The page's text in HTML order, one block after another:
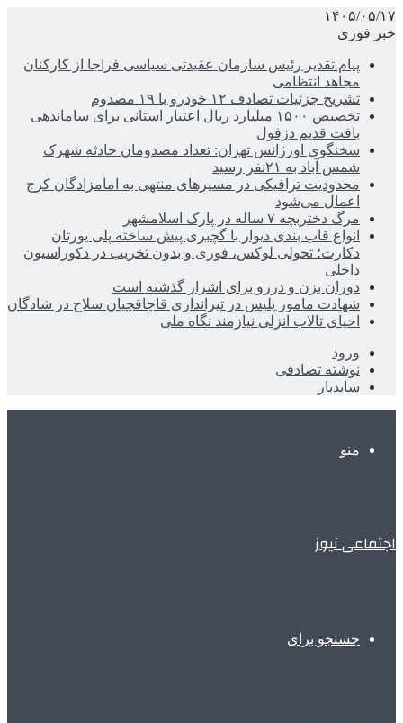
۱۴۰۵/۰۵/۱۷
خبر فوری
پیام تقدیر رئیس سازمان عقیدتی سیاسی فراجا از کارکنان
مجاهد انتظامی
تشریح جزئیات تصادف ۱۲ خودرو با ۱۹ مصدوم
تخصیص ۱۵۰۰ میلیارد ریال اعتبار استانی برای ساماندهی
بافت قدیم دزفول
سخنگوی اورژانس تهران: تعداد مصدومان حادثه شهرک
شمس آباد به ۲۱نفر رسید
محدودیت ترافیکی در مسیرهای منتهی به امامزادگان کرج
اعمال می‌شود
مرگ دختربچه ۷ ساله در پارک اسلامشهر
انواع قاب بندی دیوار با گچبری پیش ساخته پلی یورتان
دکارت؛ تحولی لوکس، فوری و بدون تخریب در دکوراسیون
داخلی
دوران بزن و دررو برای اشرار گذشته است
شهادت مامور پلیس در تیراندازی قاچاقچیان سلاح در شادگان
احیای تالاب انزلی نیازمند نگاه ملی
ورود
نوشته تصادفی
سایدبار
منو
اجتماعی نیوز
جستجو برای